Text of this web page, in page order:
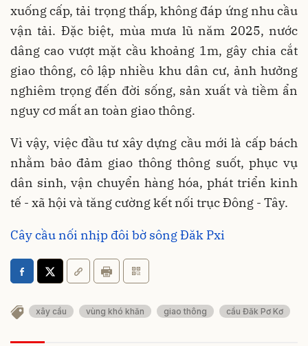
xuống cấp, tải trọng thấp, không đáp ứng nhu cầu
vận tải. Đặc biệt, mùa mưa lũ năm 2025, nước
dâng cao vượt mặt cầu khoảng 1m, gây chia cắt
giao thông, cô lập nhiều khu dân cư, ảnh hưởng
nghiêm trọng đến đời sống, sản xuất và tiềm ẩn
nguy cơ mất an toàn giao thông.
Vì vậy, việc đầu tư xây dựng cầu mới là cấp bách
nhằm bảo đảm giao thông thông suốt, phục vụ
dân sinh, vận chuyển hàng hóa, phát triển kinh
tế - xã hội và tăng cường kết nối trục Đông - Tây.
Cây cầu nối nhịp đôi bờ sông Đăk Pxi
xây cầu vùng khó khăn giao thông cầu Đăk Pơ Kơ